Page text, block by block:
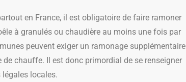
en France, il est obligatoire de faire ramoner
à granulés ou chaudière au moins une fois par
peuvent exiger un ramonage supplémentaire
de chauffe. Il est donc primordial de se renseigner
locales.